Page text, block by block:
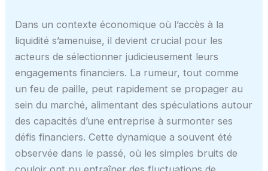
Dans un contexte économique où l’accès à la
liquidité s’amenuise, il devient crucial pour les
acteurs de sélectionner judicieusement leurs
engagements financiers. La rumeur, tout comme
un feu de paille, peut rapidement se propager au
sein du marché, alimentant des spéculations autour
des capacités d’une entreprise à surmonter ses
défis financiers. Cette dynamique a souvent été
observée dans le passé, où les simples bruits de